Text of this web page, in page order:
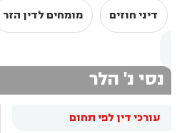
דיני חוזים מומחים לדין הזר
נסי נ' הלר
עורכי דין לפי תחום